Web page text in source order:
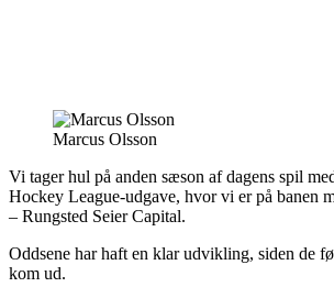
Marcus Olsson
Vi tager hul på anden sæson af dagens spil
Hockey League-udgave, hvor vi er på banen
– Rungsted Seier Capital.
Oddsene har haft en klar udvikling, siden de
kom ud.